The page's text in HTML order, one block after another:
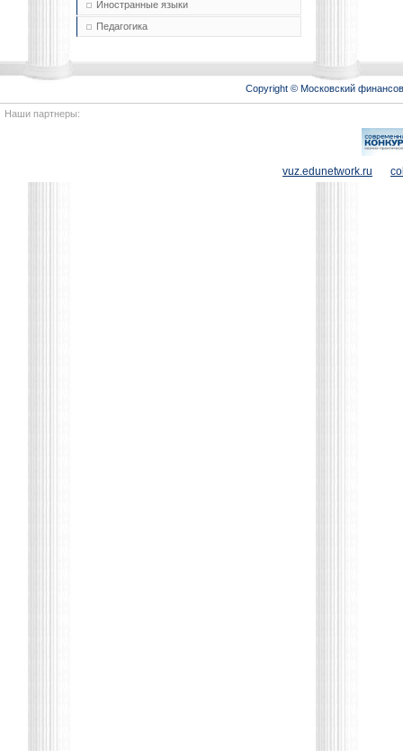
Иностранные языки
Педагогика
Copyright © Московский
Наши партнеры:
vuz.edunetwork.ru